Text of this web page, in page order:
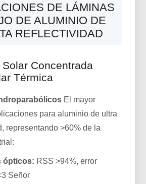
DE LÁMINAS
DE ALUMINIO DE
REFLECTIVIDAD
Concentrada
Térmica
El mayor
para aluminio de ultra
representando >60% de la
ópticos: RSS >94%, error
Señor